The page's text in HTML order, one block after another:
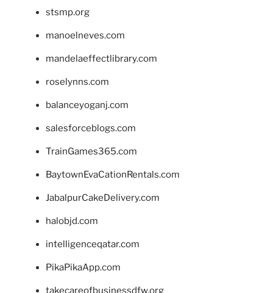
stsmp.org
manoelneves.com
mandelaeffectlibrary.com
roselynns.com
balanceyoganj.com
salesforceblogs.com
TrainGames365.com
BaytownEvaCationRentals.com
JabalpurCakeDelivery.com
halobjd.com
intelligenceqatar.com
PikaPikaApp.com
takecareofbusinessdfw.org